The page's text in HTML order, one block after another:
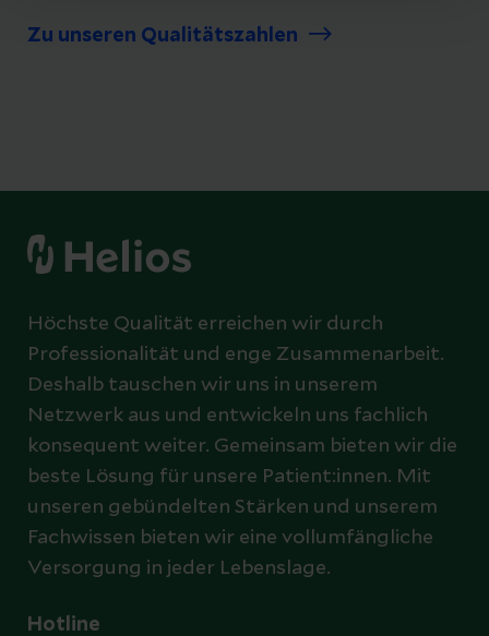
Zu unseren Qualitätszahlen
Höchste Qualität erreichen wir durch
Professionalität und enge Zusammenarbeit.
Deshalb tauschen wir uns in unserem
Netzwerk aus und entwickeln uns fachlich
konsequent weiter. Gemeinsam bieten wir die
beste Lösung für unsere Patient:innen. Mit
unseren gebündelten Stärken und unserem
Fachwissen bieten wir eine vollumfängliche
Versorgung in jeder Lebenslage.
Hotline